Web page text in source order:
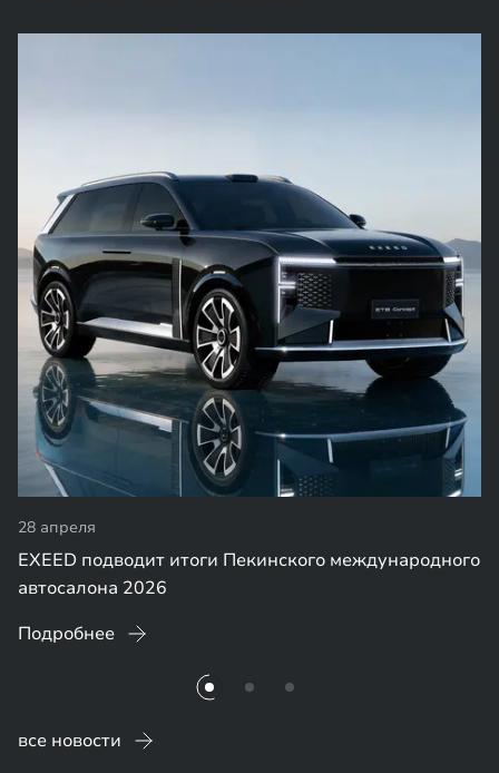
28 апреля
EXEED подводит итоги Пекинского международного
автосалона 2026
Подробнее
все новости